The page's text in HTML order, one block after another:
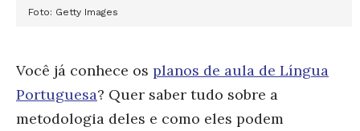
Foto: Getty Images
Você já conhece os planos de aula de Língua
Portuguesa? Quer saber tudo sobre a
metodologia deles e como eles podem